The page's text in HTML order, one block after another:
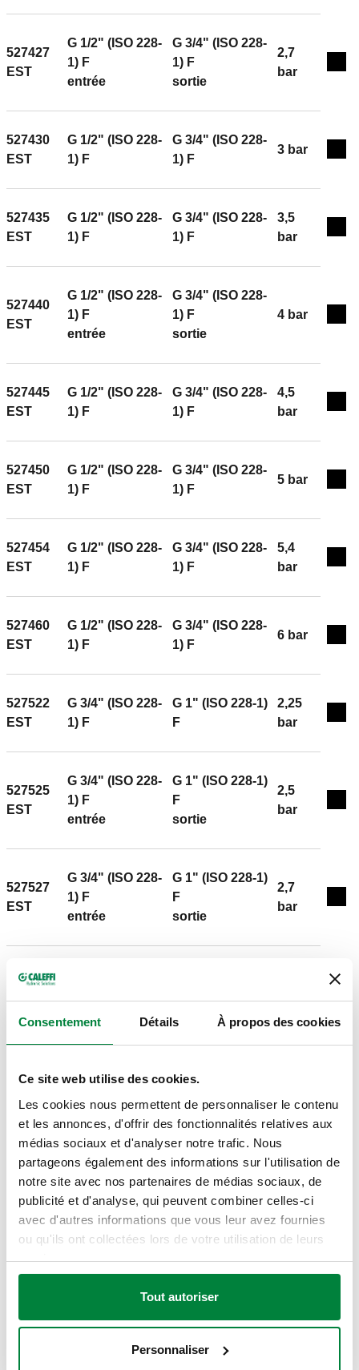
Consentement Détails À propos des cookies
Ce site web utilise des cookies.
Les cookies nous permettent de personnaliser le contenu
et les annonces, d'offrir des fonctionnalités relatives aux
médias sociaux et d'analyser notre trafic. Nous
partageons également des informations sur l'utilisation de
notre site avec nos partenaires de médias sociaux, de
publicité et d'analyse, qui peuvent combiner celles-ci
avec d'autres informations que vous leur avez fournies
ou qu'ils ont collectées lors de votre utilisation de leurs
services.
Tout autoriser
Personnaliser
527427
EST
G 1/2" (ISO 228-
1) F
entrée
G 3/4" (ISO 228-
1) F
sortie
2,7
bar
527430
EST
G 1/2" (ISO 228-
1) F
G 3/4" (ISO 228-
1) F
3 bar
527435
EST
G 1/2" (ISO 228-
1) F
G 3/4" (ISO 228-
1) F
3,5
bar
527440
EST
G 1/2" (ISO 228-
1) F
entrée
G 3/4" (ISO 228-
1) F
sortie
4 bar
527445
EST
G 1/2" (ISO 228-
1) F
G 3/4" (ISO 228-
1) F
4,5
bar
527450
EST
G 1/2" (ISO 228-
1) F
G 3/4" (ISO 228-
1) F
5 bar
527454
EST
G 1/2" (ISO 228-
1) F
G 3/4" (ISO 228-
1) F
5,4
bar
527460
EST
G 1/2" (ISO 228-
1) F
G 3/4" (ISO 228-
1) F
6 bar
527522
EST
G 3/4" (ISO 228-
1) F
G 1" (ISO 228-1)
F
2,25
bar
527525
EST
G 3/4" (ISO 228-
1) F
entrée
G 1" (ISO 228-1)
F
sortie
2,5
bar
527527
EST
G 3/4" (ISO 228-
1) F
entrée
G 1" (ISO 228-1)
F
sortie
2,7
bar
527530
EST
527535
EST
G 3/4" (ISO 228-
entrée
G 1" (ISO 228-1)
sortie
bar
527540
EST
G 3/4" (ISO 228-
1) F
G 1" (ISO 228-1)
F
4 bar
527545
EST
G 3/4" (ISO 228-
1) F
G 1" (ISO 228-1)
F
4,5
bar
527550
G 3/4" (ISO 228-
G 1" (ISO 228-1)